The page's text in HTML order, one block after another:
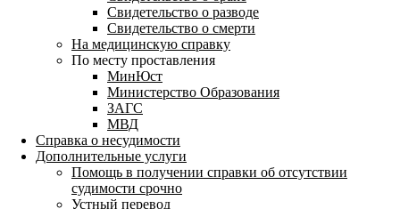
Свидетельство о разводе
Свидетельство о смерти
На медицинскую справку
По месту проставления
МинЮст
Министерство Образования
ЗАГС
МВД
Справка о несудимости
Дополнительные услуги
Помощь в получении справки об отсутствии
судимости срочно
Устный перевод